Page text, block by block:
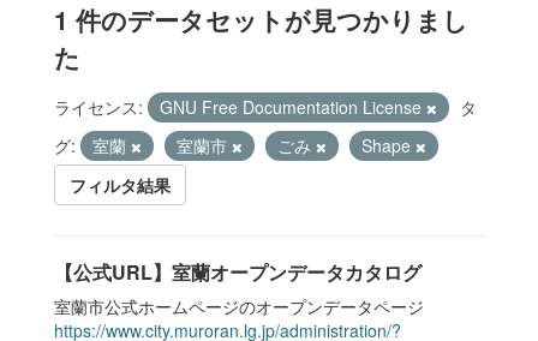
1 件のデータセットが見つかりまし
た
ライセンス: GNU Free Documentation License
タ
グ:
室蘭 室蘭市 ごみ
Shape
フィルタ結果
【公式URL】室蘭オープンデータカタログ
室蘭市公式ホームページのオープンデータページ
https://www.city.muroran.lg.jp/administration/?